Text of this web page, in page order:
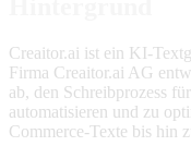
Creaitor.ai ist ein KI-
Firma Creaitor.ai AG
ab, den Schreibprozess
automatisieren und zu
Commerce-Texte bis hin